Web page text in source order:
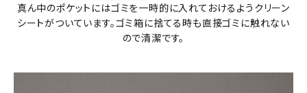
真ん中のポケットにはゴミを一時的に入れておけるようクリーン
シートがついています。ゴミ箱に捨てる時も直接ゴミに触れない
ので清潔です。